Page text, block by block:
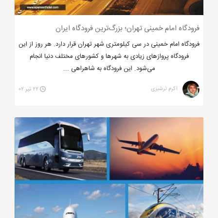
پلو ماهی لذیذ رستوران های سنتی تهران
تهران
این شهر کافه های بسیار خوبی دارد. به عنوان مثال ، کافه
نادری ، رستوران کافه گل رضاییه که محل ملاقات صادق
هدایت و فروغ فرخزاد بود. کافه کاخ ، قهوه لامیز ، رستوران
های کافه خانه ، کافه سینما و کافه سنتی آذری که یک اثر
تاریخی 140 ساله است و به عنوان میراث فرهنگی ایران به
ثبت رسیده است.
فرودگاه امام خمینی تهران؛ بزرگ‌ترین فرودگاه ایران
فرودگاه امام خمینی در سی کیلومتری شهر تهران قرار دارد. هر روز از این
فرودگاه پروازهای زیادی به شهرها و کشورهای مختلف دنیا انجام
می‌شود. این فرودگاه به شاهراهی ...
اکرم ترشیزی ۲۲ تیر ۰۲